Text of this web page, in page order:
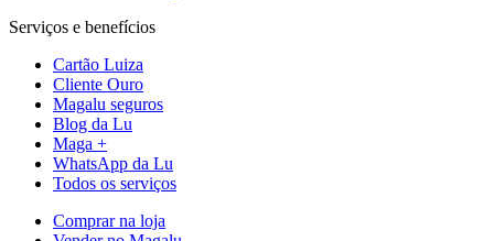
Serviços e benefícios
Cartão Luiza
Cliente Ouro
Magalu seguros
Blog da Lu
Maga +
WhatsApp da Lu
Todos os serviços
Comprar na loja